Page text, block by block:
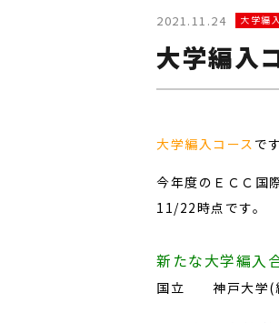
2021.11.24 大学編入
大学編入
大学編入コース です
今年度のＥＣＣ国
11/22時点です。
新たな大学編入
国立 神戸大学(